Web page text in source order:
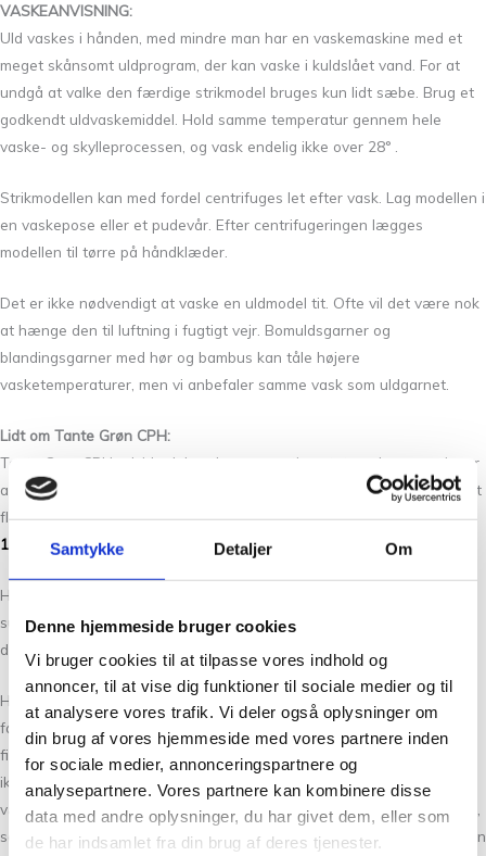
Samtykke Detaljer Om
Denne hjemmeside bruger cookies
Vi bruger cookies til at tilpasse vores indhold og
annoncer, til at vise dig funktioner til sociale medier og til
at analysere vores trafik. Vi deler også oplysninger om
din brug af vores hjemmeside med vores partnere inden
for sociale medier, annonceringspartnere og
analysepartnere. Vores partnere kan kombinere disse
data med andre oplysninger, du har givet dem, eller som
de har indsamlet fra din brug af deres tjenester.
VASKEANVISNING:
Uld vaskes i hånden, med mindre man har en vaskemaskine med et
meget skånsomt uldprogram, der kan vaske i kuldslået vand. For at
undgå at valke den færdige strikmodel bruges kun lidt sæbe. Brug et
godkendt uldvaskemiddel. Hold samme temperatur gennem hele
vaske- og skylleprocessen, og vask endelig ikke over 28° .
Strikmodellen kan med fordel centrifuges let efter vask. Lag modellen i
en vaskepose eller et pudevår. Efter centrifugeringen lægges
modellen til tørre på håndklæder.
Det er ikke nødvendigt at vaske en uldmodel tit. Ofte vil det være nok
at hænge den til luftning i fugtigt vejr. Bomuldsgarner og
blandingsgarner med hør og bambus kan tåle højere
vasketemperaturer, men vi anbefaler samme vask som uldgarnet.
Lidt om Tante Grøn CPH:
Tante Grøn CPH udvider løbende garn sortimentet med nye versioner
af vores garner, samt nye spændende produkter. Vi føre blandt andet
flere af Isagers garner såsom,Silk Mohair,Japansk Bomuld,Alpaca
1 og mange flere.
Hvis du ikke fandt den rigtige garn kvalitet har vi altid flere
substitutter at vælge imellem. Det kan være svært at vælge netop
den rigtige farve, så tag dig god tid og spørg os endelig til råds.
Hos Tante Grøn CPH har vi et stort udvalg af garner i mange skønne
farver. Så hvis du vil have syn for sagen og mærke garnet mellem
fingrene, så kom forbi vores butik på Christian Winthers Vej. Hvis du
ikke fandt den rigtige garn kvalitet har vi altid flere substituter at
vælge i mellem. Det kan være svært at vælge netop den rigtige farve,
så tag dig god tid og spørg os endelig til råds. Vi stræber altid efter en